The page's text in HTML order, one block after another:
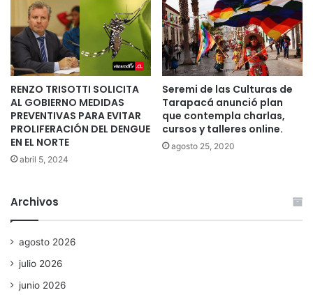
RENZO TRISOTTI SOLICITA
AL GOBIERNO MEDIDAS
PREVENTIVAS PARA EVITAR
PROLIFERACIÓN DEL DENGUE
EN EL NORTE
abril 5, 2024
Seremi de las Culturas de
Tarapacá anunció plan
que contempla charlas,
cursos y talleres online.
agosto 25, 2020
Archivos
agosto 2026
julio 2026
junio 2026